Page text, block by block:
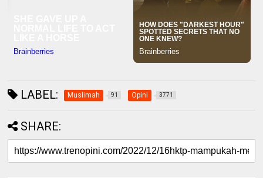
LABEL: Muslimah 91 Opini 3771
SHARE: